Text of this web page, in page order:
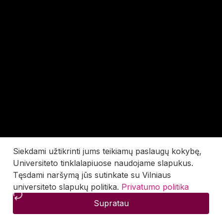
Siekdami užtikrinti jums teikiamų paslaugų kokybę,
Universiteto tinklalapiuose naudojame slapukus.
Tęsdami naršymą jūs sutinkate su Vilniaus
universiteto slapukų politika. Privatumo politika
Supratau